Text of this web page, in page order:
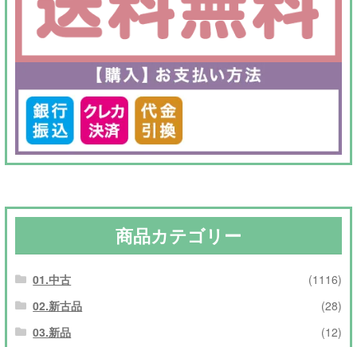
商品カテゴリー
01.中古
(1116)
02.新古品
(28)
03.新品
(12)